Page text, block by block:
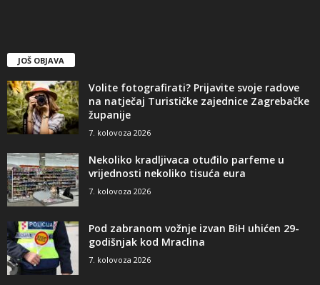
JOŠ OBJAVA
Volite fotografirati? Prijavite svoje radove
na natječaj Turističke zajednice Zagrebačke
županije
7. kolovoza 2026
Nekoliko kradljivaca otuđilo parfeme u
vrijednosti nekoliko tisuća eura
7. kolovoza 2026
Pod zabranom vožnje izvan BiH uhićen 29-
godišnjak kod Mraclina
7. kolovoza 2026